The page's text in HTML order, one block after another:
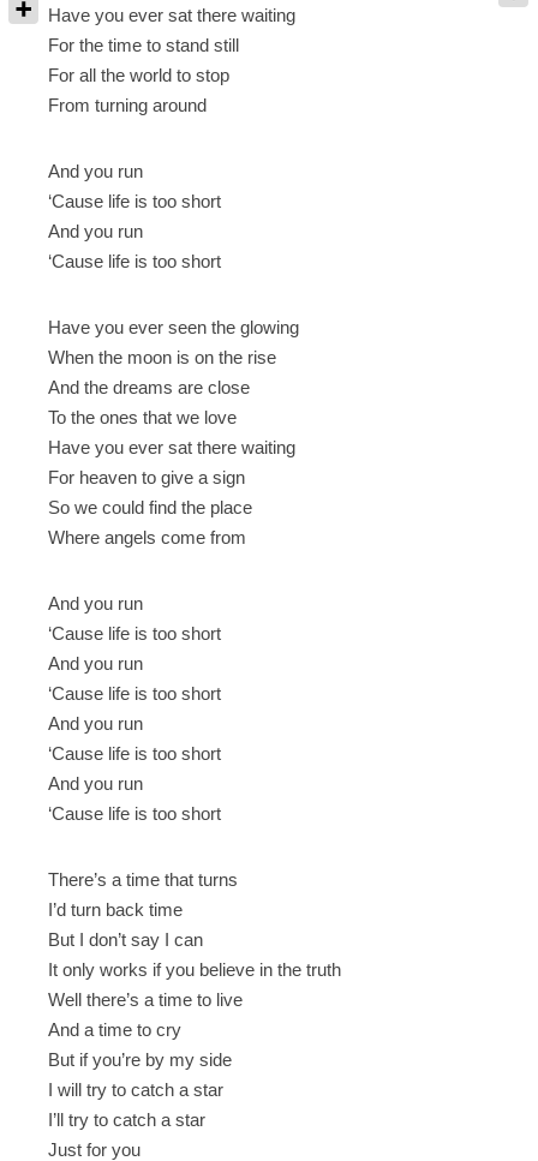
Have you ever sat there waiting
For the time to stand still
For all the world to stop
From turning around
And you run
‘Cause life is too short
And you run
‘Cause life is too short
Have you ever seen the glowing
When the moon is on the rise
And the dreams are close
To the ones that we love
Have you ever sat there waiting
For heaven to give a sign
So we could find the place
Where angels come from
And you run
‘Cause life is too short
And you run
‘Cause life is too short
And you run
‘Cause life is too short
And you run
‘Cause life is too short
There’s a time that turns
I’d turn back time
But I don’t say I can
It only works if you believe in the truth
Well there’s a time to live
And a time to cry
But if you’re by my side
I will try to catch a star
I’ll try to catch a star
Just for you